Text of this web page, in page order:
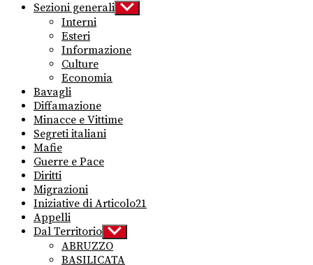
Sezioni generali Show
sub
Interni
Esteri
Informazione
Culture
Economia
Bavagli
Diffamazione
Minacce e Vittime
Segreti italiani
Mafie
Guerre e Pace
Diritti
Migrazioni
Iniziative di Articolo21
Appelli
Dal Territorio Show
sub
menu
ABRUZZO
BASILICATA